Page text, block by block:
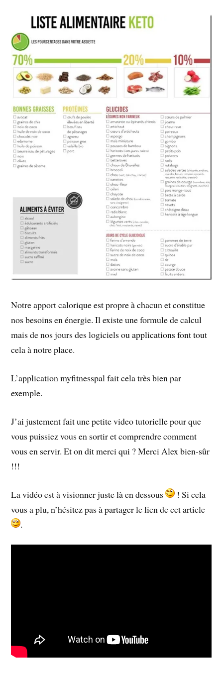
Notre apport calorique est propre à chacun et constitue
nos besoins en énergie. Il existe une formule de calcul
mais de nos jours des logiciels ou applications font tout
cela à notre place.
L’application myfitnesspal fait cela très bien par
exemple.
J’ai justement fait une petite video tutorielle pour que
vous puissiez vous en sortir et comprendre comment
vous en servir. Et on dit merci qui ? Merci Alex bien-sûr
!!!
La vidéo est à visionner juste là en dessous
! Si cela
vous a plu, n’hésitez pas à partager le lien de cet article
.